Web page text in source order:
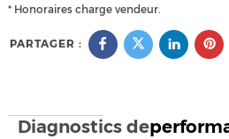
* Honoraires charge vendeur.
PARTAGER :
Diagnostics de